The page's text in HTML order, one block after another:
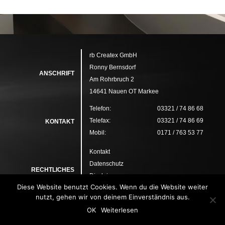
ANSCHRIFT
rb Createx GmbH
Ronny Bernsdorf
Am Rohrbruch 2
14641 Nauen OT Markee
KONTAKT
Telefon:
03321 / 74 86 68
Telefax:
03321 / 74 86 69
Mobil:
0171 / 763 53 77
RECHTLICHES
Kontakt
Datenschutz
Disclaimer
Impressum
Diese Website benutzt Cookies. Wenn du die Website weiter
nutzt, gehen wir von deinem Einverständnis aus.
OK
Weiterlesen